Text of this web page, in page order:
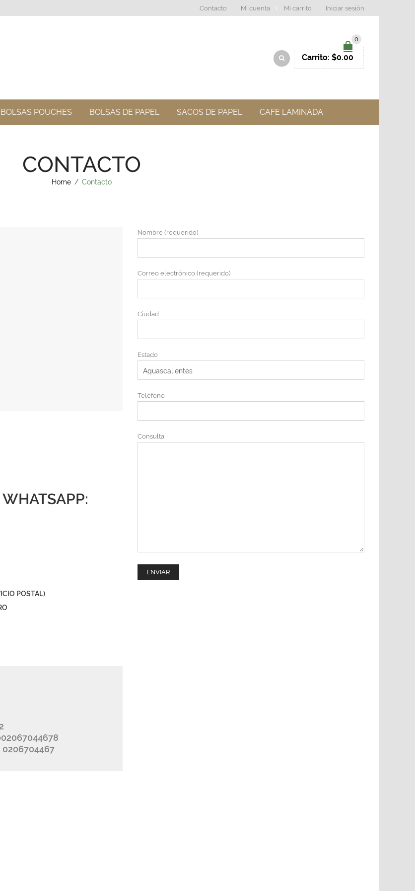
Contacto Mi cuenta Mi carrito Iniciar sesión
0
Carrito: $0.00
BOLSAS POUCHES BOLSAS DE PAPEL SACOS DE PAPEL CAFE LAMINADA
CONTACTO
Home / Contacto
POSTAL)
0206704467
Nombre (requerido)
Correo electrónico (requerido)
Ciudad
Estado
Teléfono
Consulta